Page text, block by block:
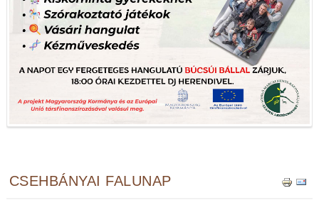
CSEHBÁNYAI FALUNAP